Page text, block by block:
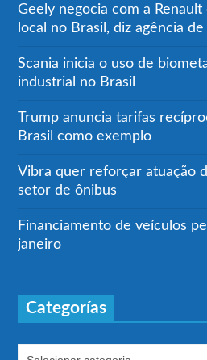
Geely negocia com a
local no Brasil, diz agência
Scania inicia o uso de
industrial no Brasil
Trump anuncia tarifas
Brasil como exemplo
Vibra quer reforçar atuação
setor de ônibus
Financiamento de veículos
janeiro
Categorías